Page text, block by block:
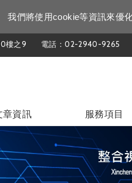
我們將使用cookie等資訊來優
樓之9 電話：02-2940-9265
章資訊 服務項目